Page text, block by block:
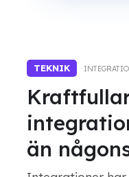
TEKNIK
än